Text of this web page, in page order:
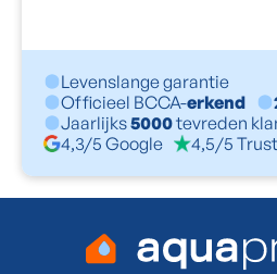
Levenslange garantie
Officieel BCCA-erkend
Jaarlijks5000tevreden
4,3/5 Google
4,5/5